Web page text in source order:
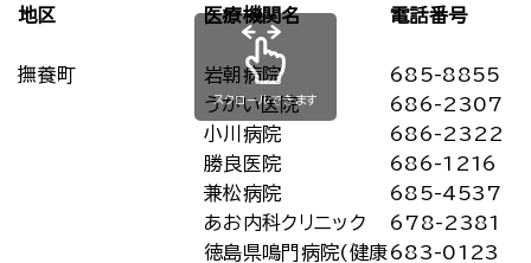
地区 医療機関名 電話番号
撫養町 岩朝病院
685-8855
うがい医院
686-2307
小川病院
686-2322
勝良医院
686-1216
兼松病院
685-4537
あお内科クリニック
678-2381
徳島県鳴門病院(健康683-0123
スクロールできます